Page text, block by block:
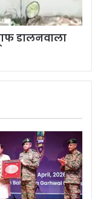
डालनवाला